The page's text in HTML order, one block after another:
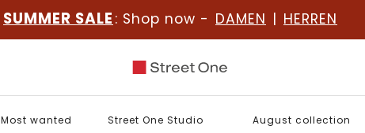
SUMMER SALE : Shop now - DAMEN | HERREN
Most wanted Street One Studio August collection